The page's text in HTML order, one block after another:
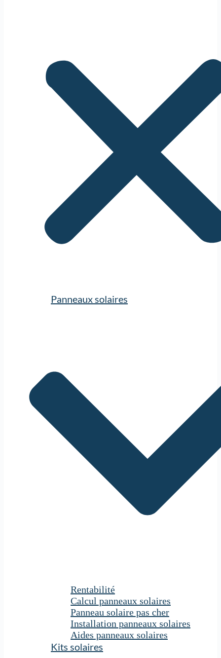
Panneaux solaires
Rentabilité
Calcul panneaux solaires
Panneau solaire pas cher
Installation panneaux solaires
Aides panneaux solaires
Kits solaires